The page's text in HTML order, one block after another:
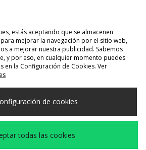
Selecciona País
las siguientes formas de pago
estás aceptando que se almacenen
mejorar la navegación por el sitio web,
a mejorar nuestra publicidad. Sabemos
y por eso, en cualquier momento puedes
en la Configuración de Cookies. Ver
de cookies
todas las cookies